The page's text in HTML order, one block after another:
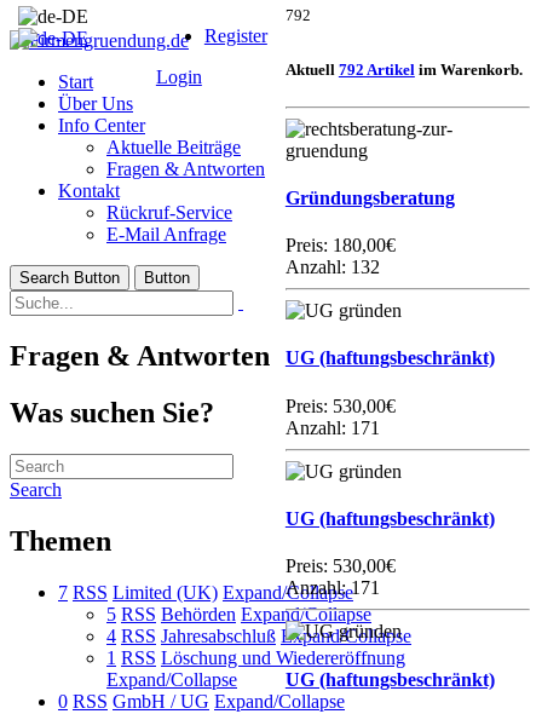
Register
Login
792
Aktuell 792 Artikel im Warenkorb.
Gründungsberatung
Preis: 180,00€
Anzahl: 132
UG (haftungsbeschränkt)
Preis: 530,00€
Anzahl: 171
UG (haftungsbeschränkt)
Preis: 530,00€
Anzahl: 171
UG (haftungsbeschränkt)
Start
Über Uns
Info Center
Aktuelle Beiträge
Fragen & Antworten
Kontakt
Rückruf-Service
E-Mail Anfrage
Search Button Button
Fragen & Antworten
Was suchen Sie?
Search
Themen
7 RSS Limited (UK) Expand/Collapse
5 RSS Behörden Expand/Collapse
4 RSS Jahresabschluß Expand/Collapse
1 RSS Löschung und Wiedereröffnung
Expand/Collapse
0 RSS GmbH / UG Expand/Collapse